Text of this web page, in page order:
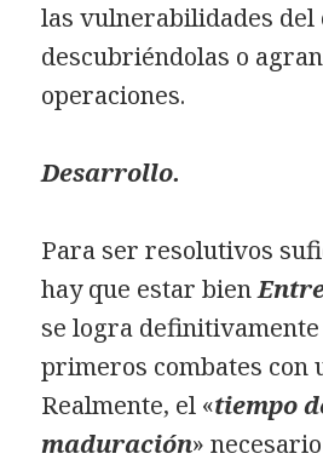
las vulnerabilidades del
descubriéndolas o
operaciones.
Desarrollo.
Para ser resolutivos
hay que estar bien
se logra
primeros combates con
Realmente, el «tiempo
maduración»